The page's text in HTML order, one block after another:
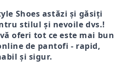
Shoes astăzi și găsiți
stilul și nevoile dvs.!
oferi tot ce este mai bun
de pantofi - rapid,
și sigur.